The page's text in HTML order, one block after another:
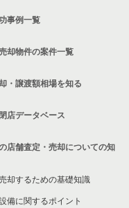
抜き売却物件の案件
覧
一覧
事例一覧
却物件の案件一覧
・譲渡額相場を知る
店データベース
店舗査定・売却についての知
却するための基礎知識
備に関するポイント